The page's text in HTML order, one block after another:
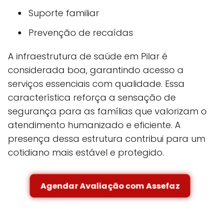
Suporte familiar
Prevenção de recaídas
A infraestrutura de saúde em Pilar é
considerada boa, garantindo acesso a
serviços essenciais com qualidade. Essa
característica reforça a sensação de
segurança para as famílias que valorizam o
atendimento humanizado e eficiente. A
presença dessa estrutura contribui para um
cotidiano mais estável e protegido.
Agendar Avaliação com Assefaz